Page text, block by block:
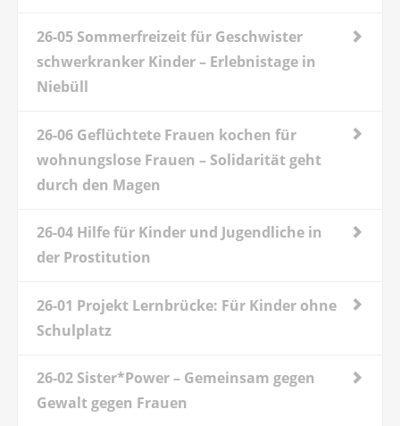
26-05 Sommerfreizeit für Geschwister
schwerkranker Kinder – Erlebnistage in
Niebüll
26-06 Geflüchtete Frauen kochen für
wohnungslose Frauen – Solidarität geht
durch den Magen
26-04 Hilfe für Kinder und Jugendliche in
der Prostitution
26-01 Projekt Lernbrücke: Für Kinder ohne
Schulplatz
26-02 Sister*Power – Gemeinsam gegen
Gewalt gegen Frauen